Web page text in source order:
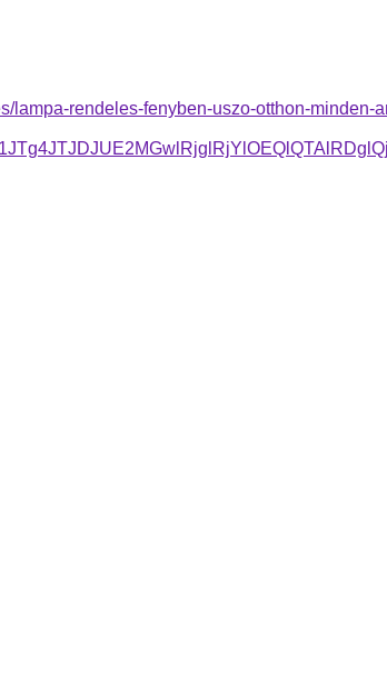
lampa-rendeles-fenyben-uszo-otthon-minden-